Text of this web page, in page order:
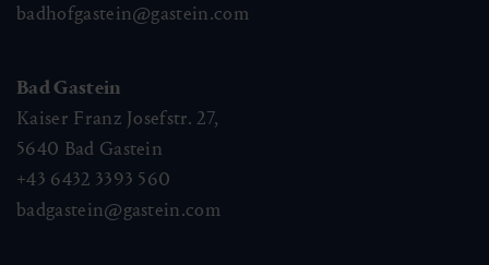
badhofgastein@gastein.com
Bad Gastein
Kaiser Franz Josefstr. 27,
5640 Bad Gastein
+43 6432 3393 560
badgastein@gastein.com